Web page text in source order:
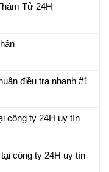
Tử 24H
điều tra nhanh #1
công ty 24H uy tín
công ty 24H uy tín